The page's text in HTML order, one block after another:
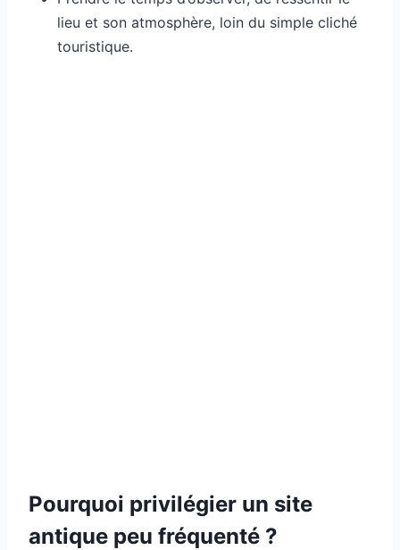
lieu et son atmosphère, loin du simple cliché
touristique.
Pourquoi privilégier un site
antique peu fréquenté ?